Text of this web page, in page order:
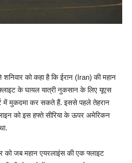
शनिवार को कहा है कि ईरान (Iran) की महान
के घायल यात्री नुकसान के लिए यूएस
में मुकदमा कर सकते हैं. इससे पहले तेहरान
को इस हफ्ते सीरिया के ऊपर अमेरिकन
को जब महान एयरलाइंस की एक फ्लाइट